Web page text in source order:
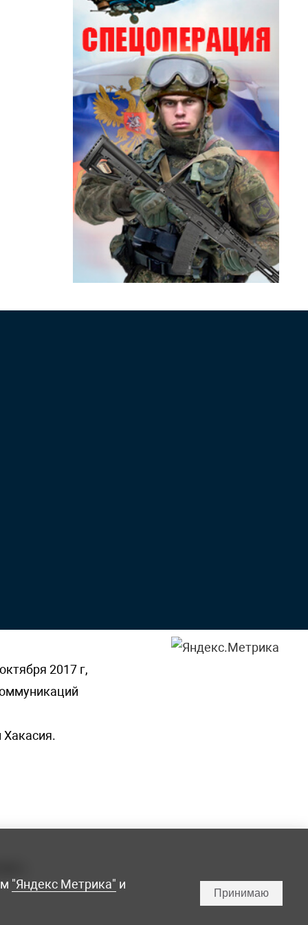
2017 г,
Хакасия.
"Яндекс Метрика" и
Принимаю